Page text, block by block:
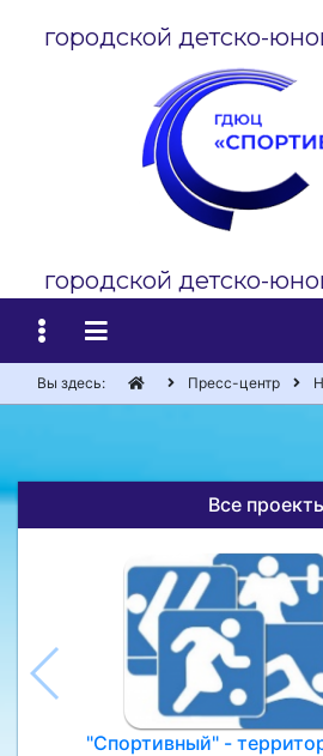
городской детско-
городской детско-
Вы здесь: Пресс-центр
Все
"Спортивный" -